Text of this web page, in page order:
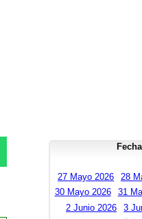
27 Mayo 2026 28
30 Mayo 2026
31
2 Junio 2026 3